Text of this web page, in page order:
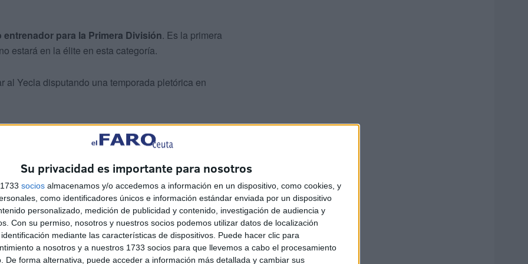
Su privacidad es importante para nosotros
socios almacenamos y/o accedemos a información en un dispositivo, como cookies, y
como identificadores únicos e información estándar enviada por un dispositivo
personalizado, medición de publicidad y contenido, investigación de audiencia y
Con su permiso, nosotros y nuestros socios podemos utilizar datos de localización
mediante las características de dispositivos. Puede hacer clic para
a nosotros y a nuestros 1733 socios para que llevemos a cabo el procesamiento
De forma alternativa, puede acceder a información más detallada y cambiar sus
para la Primera División. Es la primera
estará en la élite en esta categoría.
Yecla disputando una temporada pletórica en
quería sorprender alCeuta
las de Víctor Cachon estaban realizando un gran